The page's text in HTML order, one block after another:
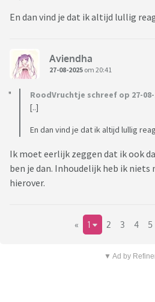
En dan vind je dat ik altijd lullig
Aviendha
27-08-2025 om 20:41
RoodVruchtje schreef op 27-08-
[..]
En dan vind je dat ik altijd lullig
Ik moet eerlijk zeggen dat ik ook
ben je dan. Inhoudelijk heb ik
hierover.
« 1 2 3 4 5
▼ Ad by